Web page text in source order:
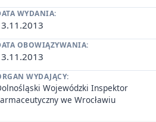
WYDANIA:
OBOWIĄZYWANIA:
WYDAJĄCY:
Wojewódzki Inspektor
we Wrocławiu